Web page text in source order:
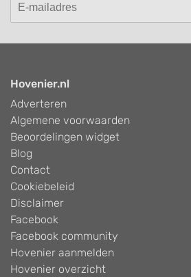
Hovenier.nl
Adverteren
Algemene voorwaarden
Beoordelingen widget
Blog
Contact
Cookiebeleid
Disclaimer
Facebook
Facebook community
Hovenier aanmelden
Hovenier overzicht